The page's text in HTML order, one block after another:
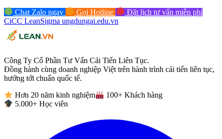
Chat Zalo ngay Gọi Hotline
Đặt lịch tư vấn miễn phí
CiCC LeanSigma ungdungai.edu.vn
Công Ty Cổ Phần Tư Vấn Cải Tiến Liên Tục.
Đồng hành cùng doanh nghiệp Việt trên hành trình cải tiến liên tục,
hướng tới chuẩn quốc tế.
Hơn 20 năm kinh nghiệm
100+ Khách hàng
5.000+ Học viên